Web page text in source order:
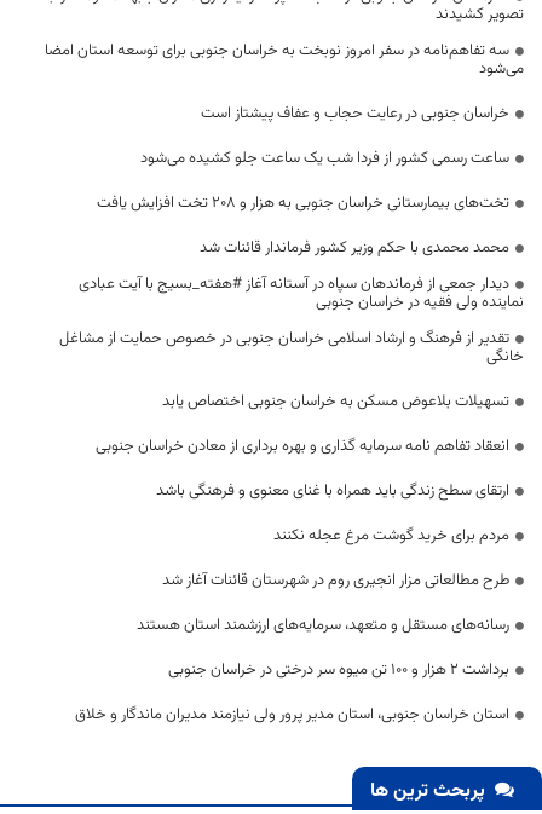
تصویر کشیدند
سه تفاهم‌نامه در سفر امروز نوبخت به خراسان جنوبی برای توسعه استان امضا
می‌شود
خراسان جنوبی در رعایت حجاب و عفاف پیشتاز است
ساعت رسمی کشور از فردا شب یک ساعت جلو کشیده می‌شود
تخت‌های بیمارستانی خراسان جنوبی به هزار و ۲۰۸ تخت افزایش یافت
محمد محمدی با حکم وزیر کشور فرماندار قائنات شد
دیدار جمعی از فرماندهان سپاه در آستانه آغاز #هفته_بسیج با آیت عبادی
نماینده ولی فقیه در خراسان جنوبی
تقدیر از فرهنگ و ارشاد اسلامی خراسان جنوبی در خصوص حمایت از مشاغل
خانگی
تسهیلات بلاعوض مسکن به خراسان جنوبی اختصاص یابد
انعقاد تفاهم نامه سرمایه گذاری و بهره برداری از معادن خراسان جنوبی
ارتقای سطح زندگی باید همراه با غنای معنوی و فرهنگی باشد
مردم برای خرید گوشت مرغ عجله نکنند
طرح مطالعاتی مزار انجیری روم در شهرستان قائنات آغاز شد
رسانه‌های مستقل و متعهد، سرمایه‌های ارزشمند استان هستند
برداشت ۲ هزار و ۱۰۰ تن میوه سر درختی در خراسان جنوبی
استان خراسان جنوبی، استان مدیر پرور ولی نیازمند مدیران ماندگار و خلاق
پربحث ترین ها